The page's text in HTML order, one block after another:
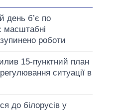
день б’є по
масштабні
роботи
15-пунктний план
ситуації в
до білорусів у